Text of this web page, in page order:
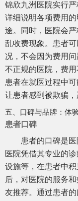
锦欣九洲医院实行
详细说明各项费用
途。同时，医院会
乱收费现象。患者
况，不会因为费用
不正规的医院，费
患者在就医过程中
让患者感到被欺骗，
五、口碑与品牌：体
患者口碑
患者的口碑是
医院凭借其专业的
设施等，在患者中
后，对医院的服务
友推荐。通过患者